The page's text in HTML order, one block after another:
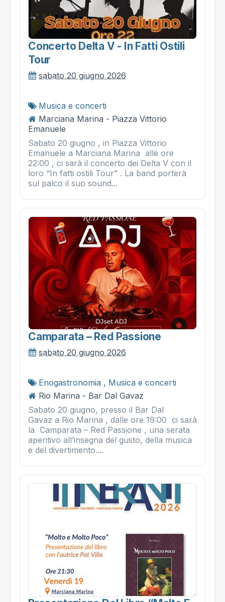
Concerto Delta V - In Fatti Ostili
Tour
sabato 20 giugno 2026
Musica e concerti
Marciana Marina - Piazza Vittorio
Emanuele
Sabato 20 giugno , in Piazza Vittorio
Emanuele a Marciana Marina alle ore
22:00 , ci sarà il concerto dei Delta V con il
loro “In fatti ostili Tour” . La band porterà
sul palco il suo sound...
Camparata – Red Passione
sabato 20 giugno 2026
Enogastronomia , Musica e concerti
Rio Marina - Bar Dal Gavaz
Sabato 20 giugno, presso il Bar Dal
Gavaz a Rio Marina , dalle ore 19:00 ci sarà
la Camparata – Red Passione , una serata
aperitivo all’insegna del gusto, della musica
e del divertimento....